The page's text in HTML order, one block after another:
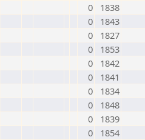
0
1838
0
1843
0
1827
0
1853
0
1842
0
1841
0
1834
0
1848
0
1839
0
1854